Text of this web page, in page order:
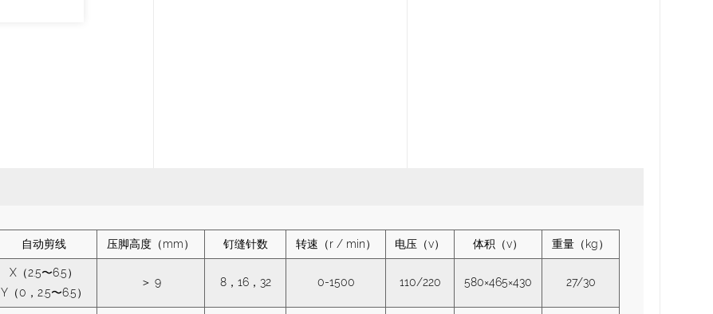
自动剪线 压脚高度（mm） 钉缝针数 转速（r / min） 电压（v） 体积（v） 重量（kg）
X（2.5〜6.5）
Y（0，2.5〜6.5）
＞ 9 8，16，32 0-1500 110/220 580×465×430 27/30